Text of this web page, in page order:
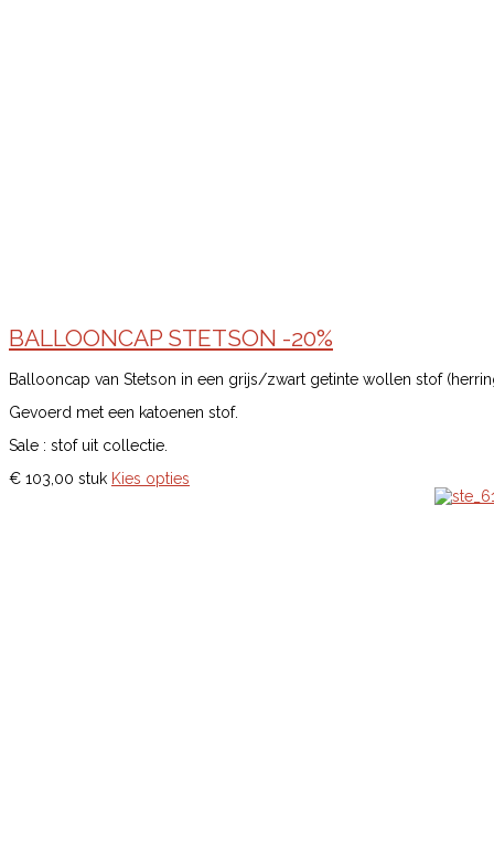
BALLOONCAP STETSON -20%
Ballooncap van Stetson in een grijs/zwart getinte wollen stof
Gevoerd met een katoenen stof.
Sale : stof uit collectie.
€ 103,00 stuk Kies opties